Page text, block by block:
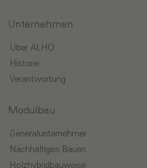
Unternehmen
Über ALHO
Historie
Verantwortung
Modulbau
Generalunternehmer
Nachhaltiges Bauen
Holzhybridbauweise